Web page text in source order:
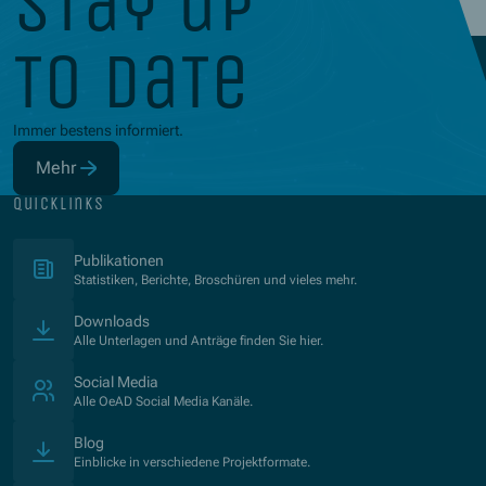
to date
Immer bestens informiert.
Mehr
(Öffnet in neuem Fenster)
quicklinks
Publikationen
Statistiken, Berichte, Broschüren und vieles mehr.
Downloads
Alle Unterlagen und Anträge finden Sie hier.
Social Media
Alle OeAD Social Media Kanäle.
Blog
Einblicke in verschiedene Projektformate.